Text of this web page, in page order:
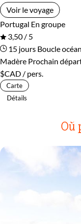
Voir le voyage
Portugal En groupe
3,50 / 5
15 jours Boucle
Madère Prochain
$CAD / pers.
Carte
Détails
Où